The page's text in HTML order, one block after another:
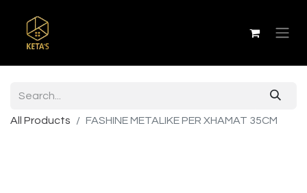
All Products FASHINE METALIKE PER XHAMAT 35CM